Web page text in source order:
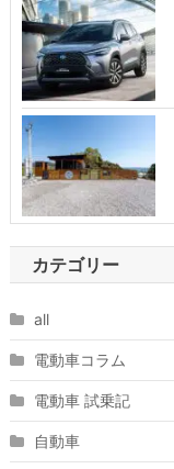
カテゴリー
all
電動車コラム
電動車 試乗記
自動車